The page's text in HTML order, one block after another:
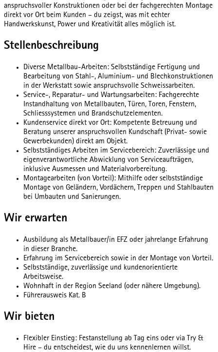
anspruchsvoller Konstruktionen oder bei der fachgerechten Montage
direkt vor Ort beim Kunden – du zeigst, was mit echter
Handwerkskunst, Power und Kreativität alles möglich ist.
Stellenbeschreibung
Diverse Metallbau-Arbeiten: Selbstständige Fertigung und
Bearbeitung von Stahl-, Aluminium- und Blechkonstruktionen
in der Werkstatt sowie anspruchsvolle Schweissarbeiten.
Service-, Reparatur- und Wartungsarbeiten: Fachgerechte
Instandhaltung von Metallbauten, Türen, Toren, Fenstern,
Schliesssystemen und Brandschutzelementen.
Kundenservice direkt vor Ort: Kompetente Betreuung und
Beratung unserer anspruchsvollen Kundschaft (Privat- sowie
Gewerbekunden) direkt am Objekt.
Selbstständiges Arbeiten im Servicebereich: Zuverlässige und
eigenverantwortliche Abwicklung von Serviceaufträgen,
inklusive Ausmessen und Materialvorbereitung.
Montagearbeiten (von Vorteil): Mithilfe oder selbstständige
Montage von Geländern, Vordächern, Treppen und Stahlbauten
bei Umbauten und Sanierungen.
Wir erwarten
Ausbildung als Metallbauer/in EFZ oder jahrelange Erfahrung
in dieser Branche.
Erfahrung im Servicebereich sowie in der Montage von Vorteil.
Selbstständige, zuverlässige und kundenorientierte
Arbeitsweise.
Wohnhaft in der Region Seeland (oder nähere Umgebung).
Führerausweis Kat. B
Wir bieten
Flexibler Einstieg: Festanstellung ab Tag eins oder via Try &
Hire – du entscheidest, wie du uns kennenlernen willst.